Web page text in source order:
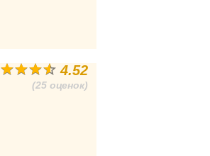
4.52
(25 оценок)